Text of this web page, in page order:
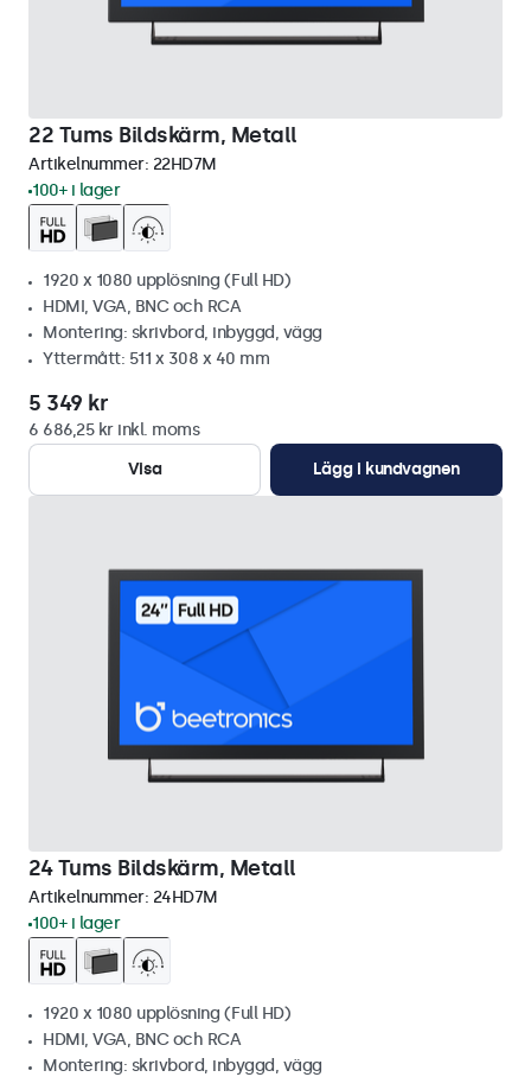
22 Tums Bildskärm, Metall
Artikelnummer: 22HD7M
100+ i lager
1920 x 1080 upplösning (Full HD)
HDMI, VGA, BNC och RCA
Montering: skrivbord, inbyggd, vägg
Yttermått: 511 x 308 x 40 mm
5 349 kr
6 686,25 kr inkl. moms
Visa
Lägg i kundvagnen
24 Tums Bildskärm, Metall
Artikelnummer: 24HD7M
100+ i lager
1920 x 1080 upplösning (Full HD)
HDMI, VGA, BNC och RCA
Montering: skrivbord, inbyggd, vägg